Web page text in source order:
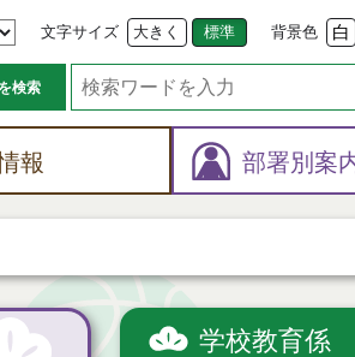
文字サイズ 大きく 標準 背景色 白
検索
報 部署別案
学校教育係